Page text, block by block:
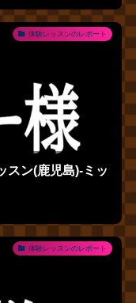
体験レッスンのレポート
スン(鹿児島)‐ミッ
体験レッスンのレポート